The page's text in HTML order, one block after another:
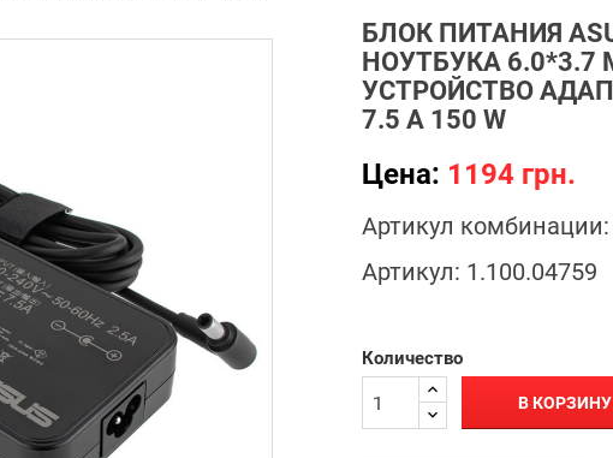
БЛОК ПИТАНИЯ
НОУТБУКА 6.0*3.7
УСТРОЙСТВО
7.5 A 150 W
Цена: 1194 грн.
Артикул комбинации:
Артикул: 1.100.04759
Количество
В КОРЗИНУ